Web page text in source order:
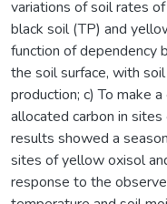
variations of soil rates
black soil (TP) and
function of dependency
the soil surface, with
production; c) To make
allocated carbon in
results showed a
sites of yellow oxisol
response to the